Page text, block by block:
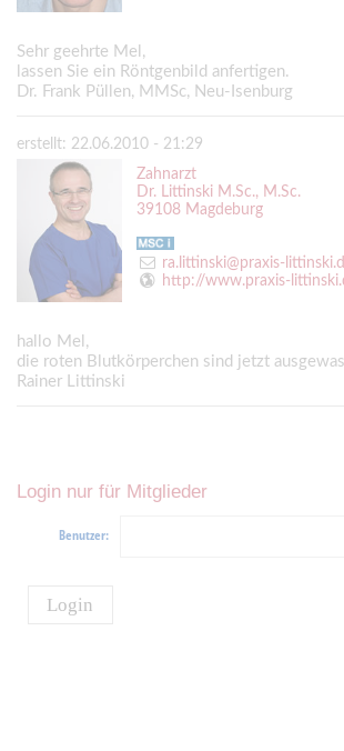
Sehr geehrte Mel,
lassen Sie ein Röntgenbild anfertigen.
Dr. Frank Püllen, MMSc, Neu-Isenburg
erstellt: 22.06.2010 - 21:29
Zahnarzt
Dr. Littinski M.Sc., M.Sc.
39108 Magdeburg
ra.littinski@praxis-
http://www.praxis-
hallo Mel,
die roten Blutkörperchen sind jetzt
Rainer Littinski
Login nur für Mitglieder
Benutzer:
Login